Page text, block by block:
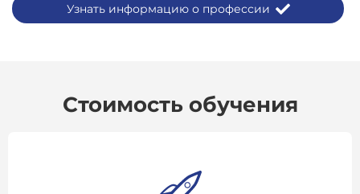
Узнать информацию о профессии
Стоимость обучения